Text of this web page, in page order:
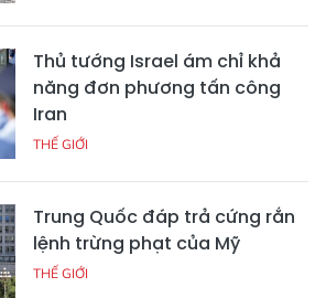
Thủ tướng Israel ám chỉ khả
năng đơn phương tấn công
Iran
THẾ GIỚI
Trung Quốc đáp trả cứng rắn
lệnh trừng phạt của Mỹ
THẾ GIỚI